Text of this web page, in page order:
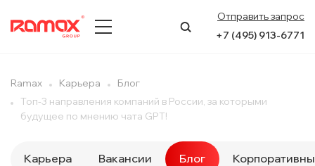
Отправить запрос
+7 (495) 913-6771
ПРЕСС-ЦЕНТР
Ramax Карьера
Блог
Топ-3 направления компаний в России, за которыми
будущее по мнению чата GPT!
Карьера Вакансии Блог